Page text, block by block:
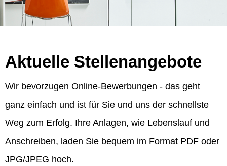
Aktuelle Stellenangebote
Wir bevorzugen Online-Bewerbungen - das geht
ganz einfach und ist für Sie und uns der schnellste
Weg zum Erfolg. Ihre Anlagen, wie Lebenslauf und
Anschreiben, laden Sie bequem im Format PDF oder
JPG/JPEG hoch.